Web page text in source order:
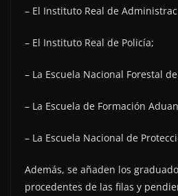
– El Instituto Real de
– El Instituto Real de Policía;
– La Escuela Nacional Forestal
– La Escuela de Formación
– La Escuela Nacional de
Además, se añaden los
procedentes de las filas y